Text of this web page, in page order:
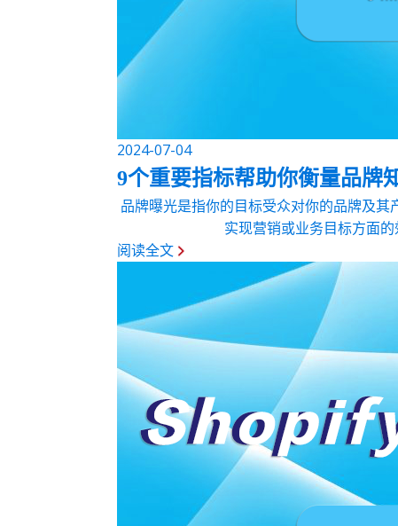
2024-07-04
9个重要指标帮助你衡量品牌
品牌曝光是指你的目标受众对你的品牌及
实现营销或业务目标方面
阅读全文